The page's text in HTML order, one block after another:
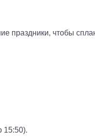
праздники, чтобы
15:50).